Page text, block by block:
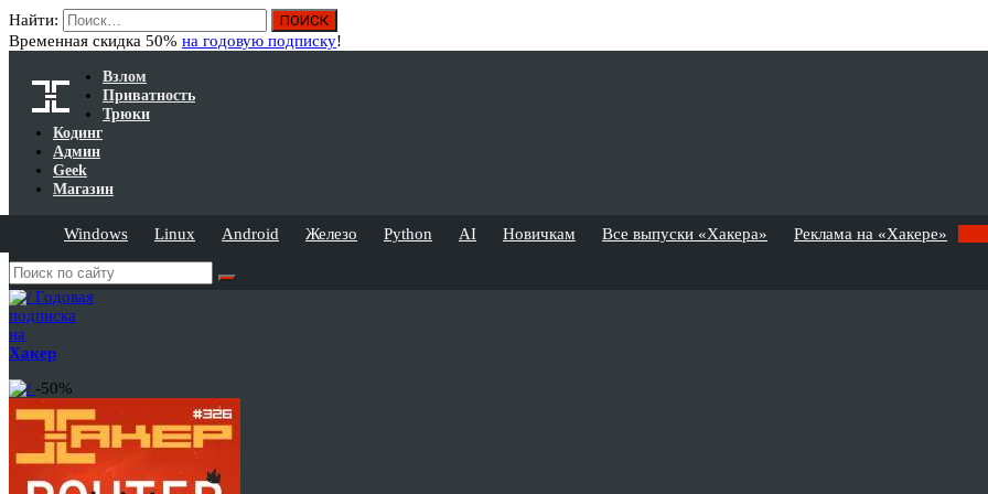
Найти:
Временная скидка 50% на годовую подписку!
Взлом
Приватность
Трюки
Кодинг
Админ
Geek
Магазин
Windows Linux Android Железо Python AI Новичкам Все выпуски «Хакера» Реклама на «Хакере»
Годовая
подписка
на
Хакер
-50%